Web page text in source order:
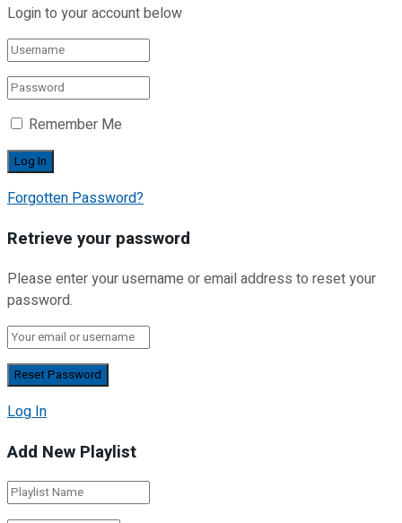
Login to your account below
Remember Me
Forgotten Password?
Retrieve your password
Please enter your username or email address to reset your
password.
Log In
Add New Playlist